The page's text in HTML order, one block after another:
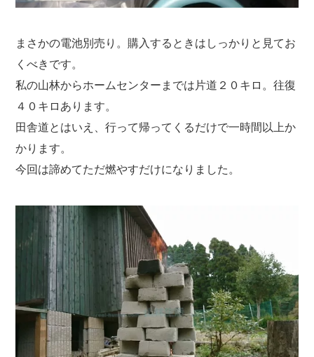
まさかの電池別売り。購入するときはしっかりと見てお
くべきです。
私の山林からホームセンターまでは片道２０キロ。往復
４０キロあります。
田舎道とはいえ、行って帰ってくるだけで一時間以上か
かります。
今回は諦めてただ燃やすだけになりました。